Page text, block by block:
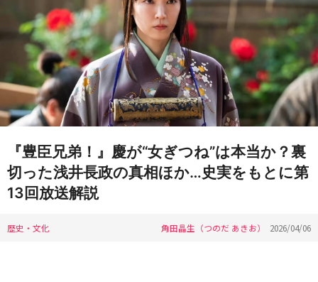
『豊臣兄弟！』慶が“女ぎつね”は本当か？裏
切った浅井長政の真相ほか…史実をもとに第
13回放送解説
歴史・文化 角田晶生（つのだ あきお） 2026/04/06